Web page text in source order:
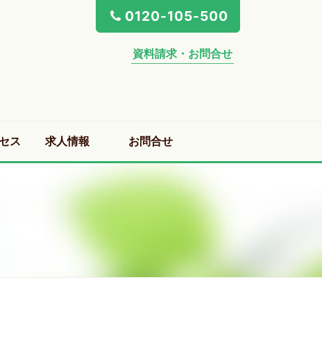
0120-105-500
資料請求・お問合せ
ス 求人情報 お問合せ